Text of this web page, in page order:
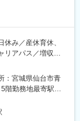
休み／産休育休、
リアパス／増収増
（治験コーディネ
：宮城県仙台市青
階勤務地最寄駅：
無